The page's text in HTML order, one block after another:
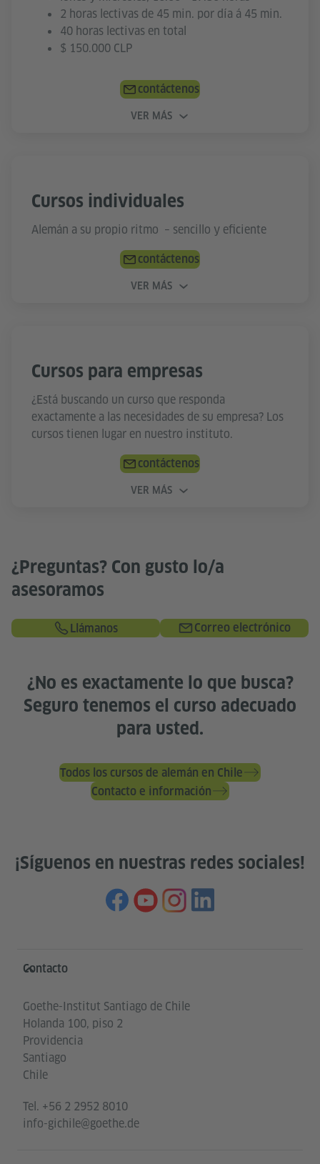
2 horas lectivas de 45 min. por día á 45 min.
40 horas lectivas en total
$ 150.000 CLP
contáctenos
VER MÁS
Cursos individuales
Alemán a su propio ritmo – sencillo y eficiente
contáctenos
VER MÁS
Cursos para empresas
¿Está buscando un curso que responda
exactamente a las necesidades de su empresa? Los
cursos tienen lugar en nuestro instituto.
contáctenos
VER MÁS
¿Preguntas? Con gusto lo/a
asesoramos
Llámanos Correo electrónico
¿No es exactamente lo que busca?
Seguro tenemos el curso adecuado
para usted.
Todos los cursos de alemán en Chile
Contacto e información
¡Síguenos en nuestras redes sociales!
Service- und Informationsbereich
Contacto
Goethe-Institut Santiago de Chile
Holanda 100, piso 2
Providencia
Santiago
Chile
Tel. +56 2 2952 8010
info-gichile@goethe.de